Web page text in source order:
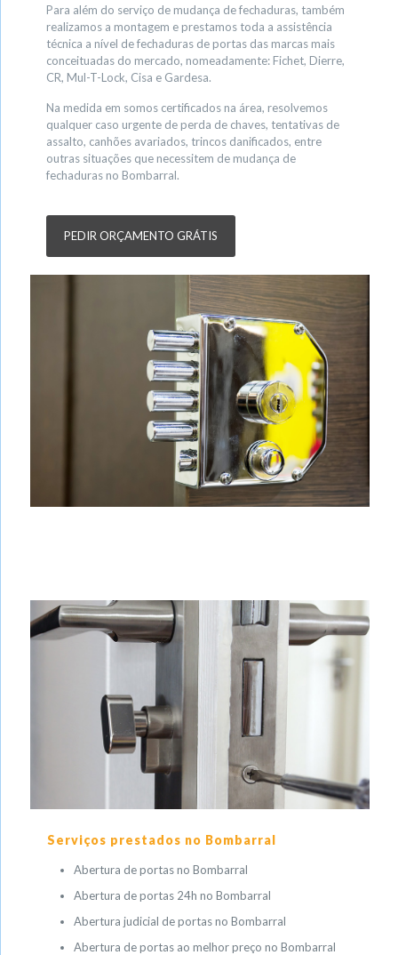
Para além do serviço de mudança de fechaduras, também
realizamos a montagem e prestamos toda a assistência
técnica a nível de fechaduras de portas das marcas mais
conceituadas do mercado, nomeadamente: Fichet, Dierre,
CR, Mul-T-Lock, Cisa e Gardesa.
Na medida em somos certificados na área, resolvemos
qualquer caso urgente de perda de chaves, tentativas de
assalto, canhões avariados, trincos danificados, entre
outras situações que necessitem de mudança de
fechaduras no Bombarral.
PEDIR ORÇAMENTO GRÁTIS
Serviços prestados no Bombarral
Abertura de portas no Bombarral
Abertura de portas 24h no Bombarral
Abertura judicial de portas no Bombarral
Abertura de portas ao melhor preço no Bombarral